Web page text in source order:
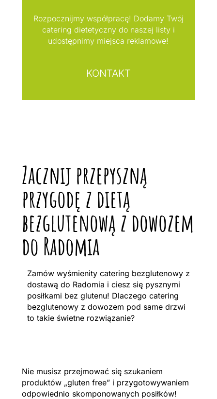
Rozpocznijmy współpracę! Dodamy Twój
catering dietetyczny do naszej listy i
udostępnimy miejsca reklamowe!
KONTAKT
Zacznij przepyszną
przygodę z dietą
bezglutenową z dowozem
do Radomia
Zamów wyśmienity catering bezglutenowy z
dostawą do Radomia i ciesz się pysznymi
posiłkami bez glutenu! Dlaczego catering
bezglutenowy z dowozem pod same drzwi
to takie świetne rozwiązanie?
Nie musisz przejmować się szukaniem
produktów „gluten free” i przygotowywaniem
odpowiednio skomponowanych posiłków!